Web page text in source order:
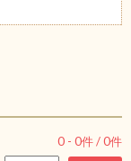
0 - 0件 /0件